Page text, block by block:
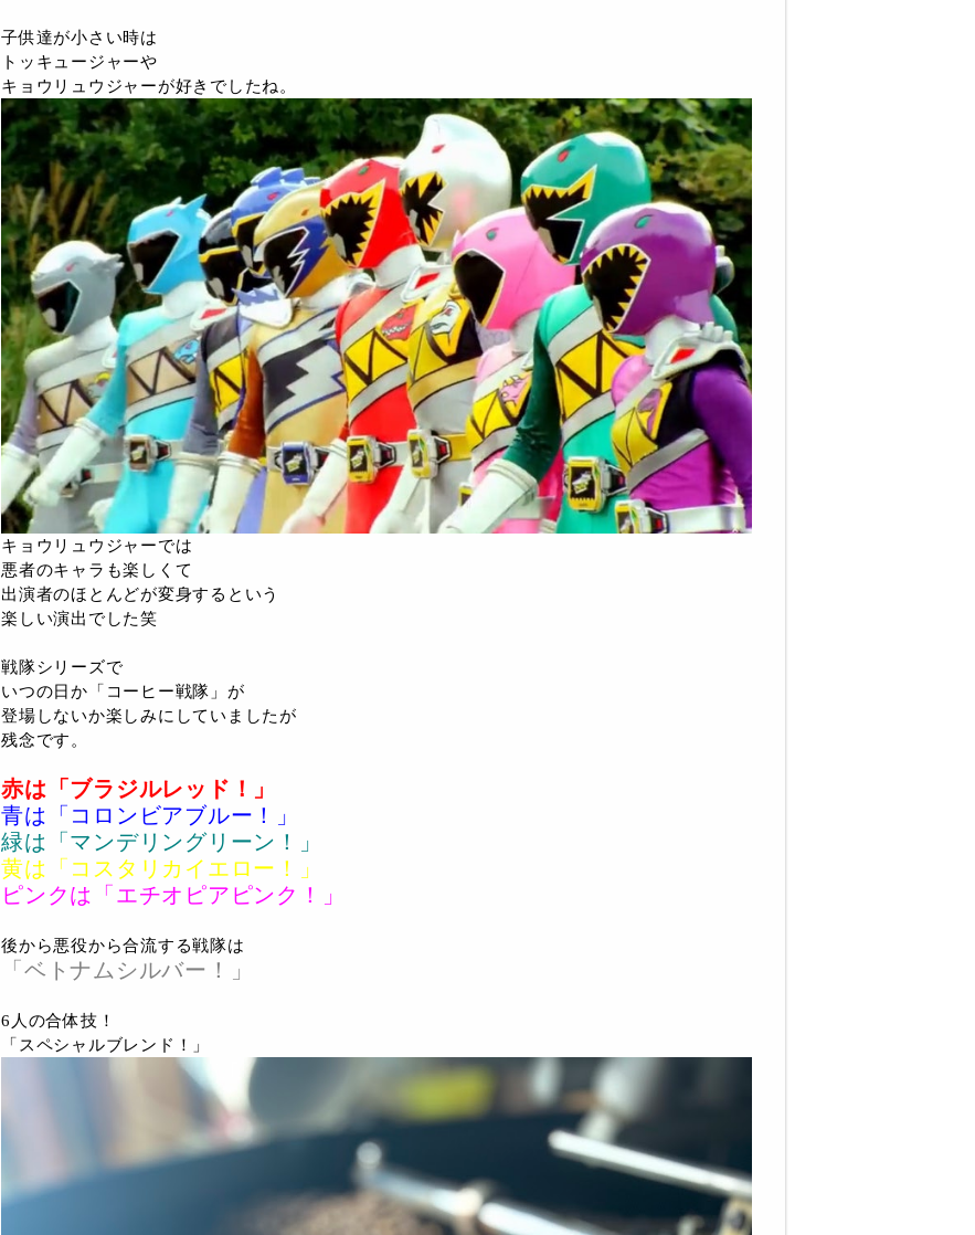
子供達が小さい時は
トッキュージャーや
キョウリュウジャーが好きでしたね。
キョウリュウジャーでは
悪者のキャラも楽しくて
出演者のほとんどが変身するという
楽しい演出でした笑
戦隊シリーズで
いつの日か「コーヒー戦隊」が
登場しないか楽しみにしていましたが
残念です。
赤は「ブラジルレッド！」
青は「コロンビアブルー！」
緑は「マンデリングリーン！」
黄は「コスタリカイエロー！」
ピンクは「エチオピアピンク！」
後から悪役から合流する戦隊は
「ベトナムシルバー！」
6人の合体技！
「スペシャルブレンド！」